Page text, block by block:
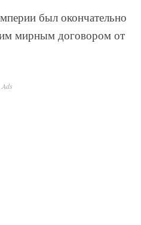
был окончательно
мирным договором от
Ads